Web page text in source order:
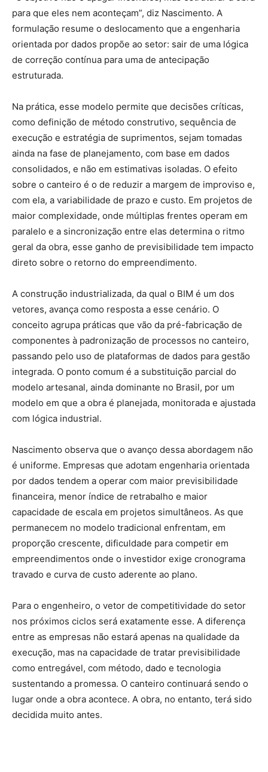
para que eles nem aconteçam”, diz Nascimento. A
formulação resume o deslocamento que a engenharia
orientada por dados propõe ao setor: sair de uma lógica
de correção contínua para uma de antecipação
estruturada.
Na prática, esse modelo permite que decisões críticas,
como definição de método construtivo, sequência de
execução e estratégia de suprimentos, sejam tomadas
ainda na fase de planejamento, com base em dados
consolidados, e não em estimativas isoladas. O efeito
sobre o canteiro é o de reduzir a margem de improviso e,
com ela, a variabilidade de prazo e custo. Em projetos de
maior complexidade, onde múltiplas frentes operam em
paralelo e a sincronização entre elas determina o ritmo
geral da obra, esse ganho de previsibilidade tem impacto
direto sobre o retorno do empreendimento.
A construção industrializada, da qual o BIM é um dos
vetores, avança como resposta a esse cenário. O
conceito agrupa práticas que vão da pré-fabricação de
componentes à padronização de processos no canteiro,
passando pelo uso de plataformas de dados para gestão
integrada. O ponto comum é a substituição parcial do
modelo artesanal, ainda dominante no Brasil, por um
modelo em que a obra é planejada, monitorada e ajustada
com lógica industrial.
Nascimento observa que o avanço dessa abordagem não
é uniforme. Empresas que adotam engenharia orientada
por dados tendem a operar com maior previsibilidade
financeira, menor índice de retrabalho e maior
capacidade de escala em projetos simultâneos. As que
permanecem no modelo tradicional enfrentam, em
proporção crescente, dificuldade para competir em
empreendimentos onde o investidor exige cronograma
travado e curva de custo aderente ao plano.
Para o engenheiro, o vetor de competitividade do setor
nos próximos ciclos será exatamente esse. A diferença
entre as empresas não estará apenas na qualidade da
execução, mas na capacidade de tratar previsibilidade
como entregável, com método, dado e tecnologia
sustentando a promessa. O canteiro continuará sendo o
lugar onde a obra acontece. A obra, no entanto, terá sido
decidida muito antes.